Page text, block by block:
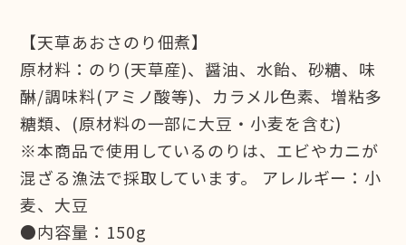
【天草あおさのり佃煮】
原材料：のり(天草産)、醤油、水飴、砂糖、味
醂/調味料(アミノ酸等)、カラメル色素、増粘多
糖類、(原材料の一部に大豆・小麦を含む)
※本商品で使用しているのりは、エビやカニが
混ざる漁法で採取しています。 アレルギー：小
麦、大豆
●内容量：150g